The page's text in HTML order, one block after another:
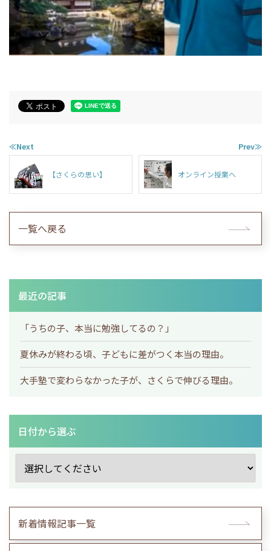
≪Next
【さくらの思い】
Prev≫
オンライン授業へ
一覧へ戻る
最近の記事
「うちの子、本当に勉強してるの？」
夏休みが終わる頃、子どもに差がつく本当の理由。
大手塾で変わらなかった子が、さくらで伸びる理由。
日付から選ぶ
新着情報記事一覧